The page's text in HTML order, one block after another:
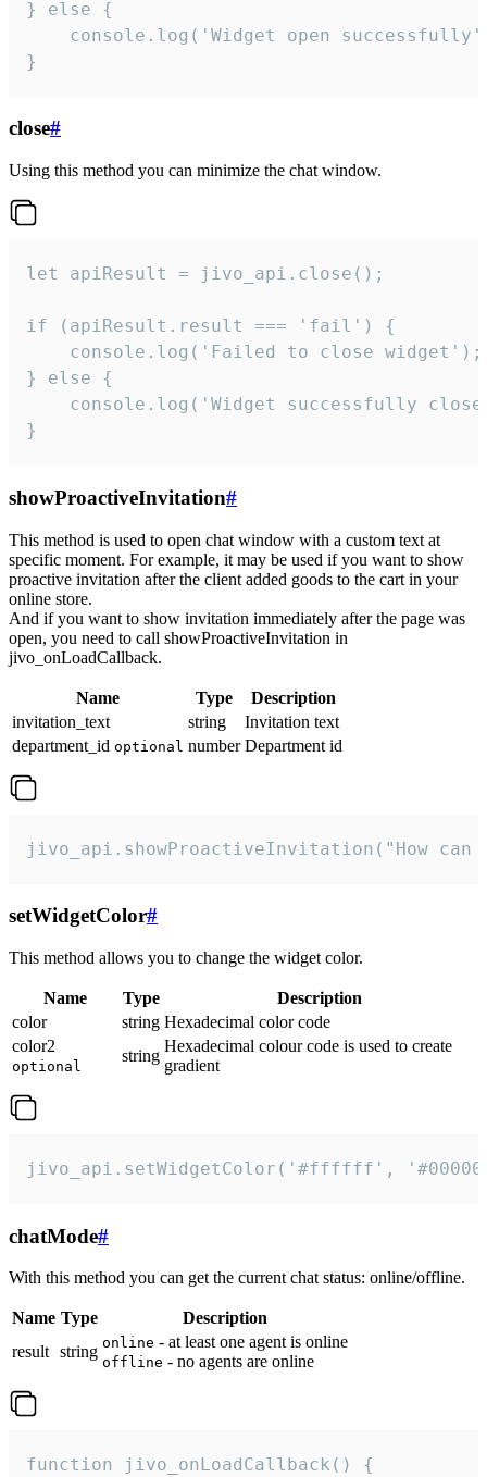
} else {
console.log('Widget open
}
close#
Using this method you can minimize the chat window.
let apiResult = jivo_api.close();
if (apiResult.result === 'fail') {
    console.log('Failed to close widget');
} else {
console.log('Widget successfully
}
showProactiveInvitation#
This method is used to open chat window with a custom text at
specific moment. For example, it may be used if you want to show
proactive invitation after the client added goods to the cart in your
online store.
And if you want to show invitation immediately after the page was
open, you need to call showProactiveInvitation in
jivo_onLoadCallback.
Name Type
Description
invitation_text
string
Invitation text
department_id optional number Department id
jivo_api.showProactiveInvitation("How
setWidgetColor#
This method allows you to change the widget color.
Name Type
Description
color
string Hexadecimal color code
color2
optional
string
Hexadecimal colour code is used to create
gradient
jivo_api.setWidgetColor('#ffffff',
chatMode#
With this method you can get the current chat status: online/offline.
Name Type
Description
result string online - at least one agent is online
offline - no agents are online
function jivo_onLoadCallback() {